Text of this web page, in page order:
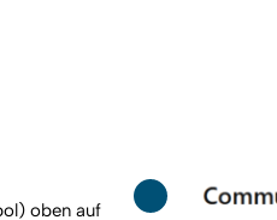
oben auf